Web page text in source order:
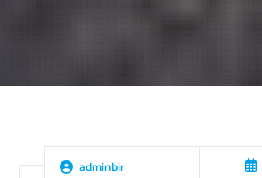
adminbir